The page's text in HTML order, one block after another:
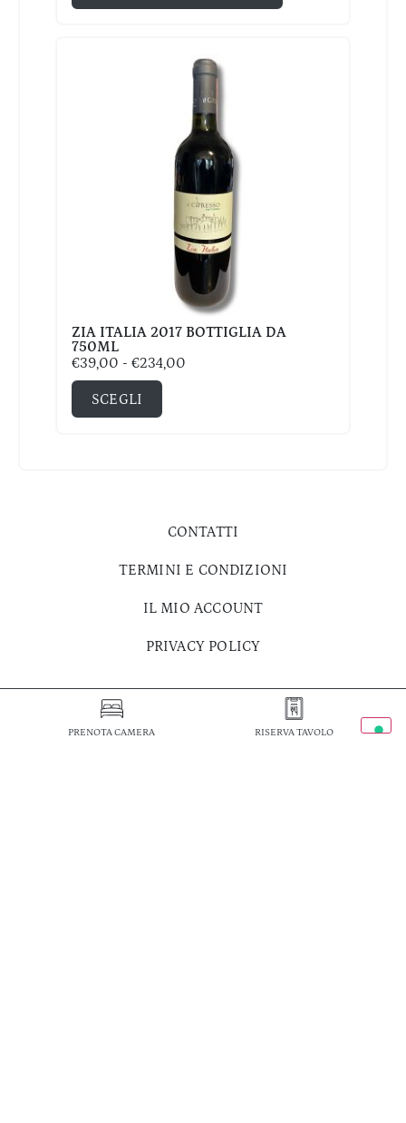
ZIA ITALIA 2017 BOTTIGLIA DA
750ML
€39,00 - €234,00
SCEGLI
CONTATTI
TERMINI E CONDIZIONI
IL MIO ACCOUNT
PRIVACY POLICY
PRENOTA CAMERA RISERVA TAVOLO